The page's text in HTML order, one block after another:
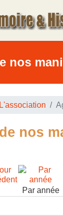
nos
L'association
nos
Par année